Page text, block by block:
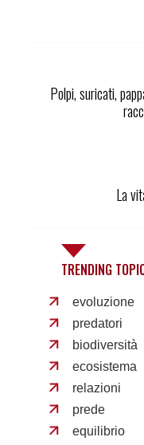
Polpi, suricati,
La
TRENDING
evoluzione
predatori
biodiversità
ecosistema
relazioni
prede
equilibrio